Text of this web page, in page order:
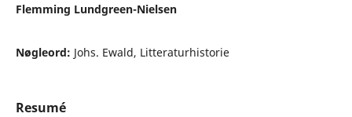
Flemming Lundgreen-Nielsen
Nøgleord: Johs. Ewald, Litteraturhistorie
Resumé